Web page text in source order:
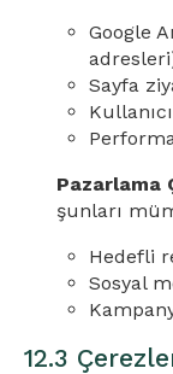
Google
Sayfa
Pazarlama
şunları
Hedefli
Sosyal
12.3